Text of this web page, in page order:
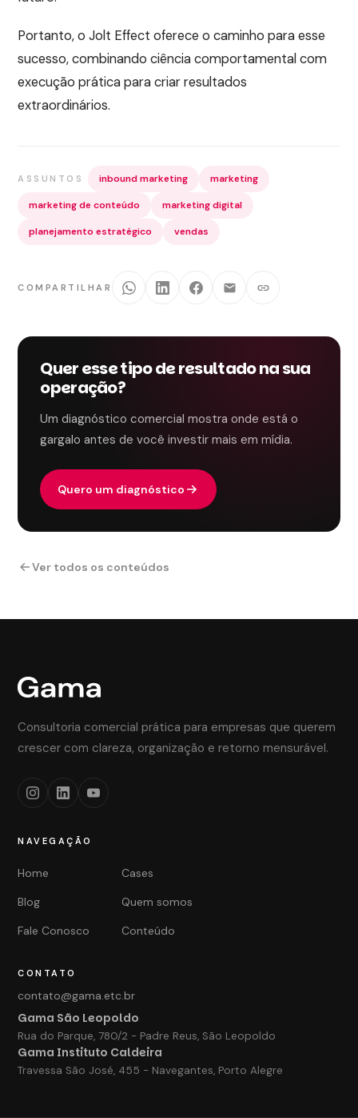
Portanto, o Jolt Effect oferece o caminho para esse
sucesso, combinando ciência comportamental com
execução prática para criar resultados
extraordinários.
ASSUNTOS inbound marketing marketing
marketing de conteúdo marketing digital
planejamento estratégico vendas
COMPARTILHAR
Quer esse tipo de resultado na sua
operação?
Um diagnóstico comercial mostra onde está o
gargalo antes de você investir mais em mídia.
Quero um diagnóstico
Ver todos os conteúdos
Consultoria comercial prática para empresas que querem
crescer com clareza, organização e retorno mensurável.
NAVEGAÇÃO
Home
Cases
Blog
Quem somos
Fale Conosco
Conteúdo
CONTATO
contato@gama.etc.br
Gama São Leopoldo
Rua do Parque, 780/2 - Padre Reus, São Leopoldo
Gama Instituto Caldeira
Travessa São José, 455 - Navegantes, Porto Alegre